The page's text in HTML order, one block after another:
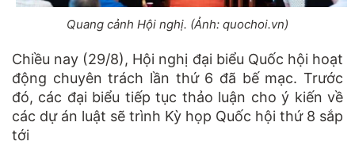
Quang cảnh Hội nghị. (Ảnh: quochoi.vn)
Chiều nay (29/8), Hội nghị đại biểu Quốc hội hoạt
động chuyên trách lần thứ 6 đã bế mạc. Trước
đó, các đại biểu tiếp tục thảo luận cho ý kiến về
các dự án luật sẽ trình Kỳ họp Quốc hội thứ 8 sắp
tới